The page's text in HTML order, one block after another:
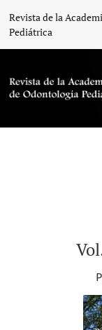
Revista de
Revista de la
Pediátrica